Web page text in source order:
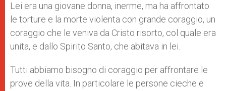
Lei era una giovane donna, inerme, ma ha affrontato
le torture e la morte violenta con grande coraggio, un
coraggio che le veniva da Cristo risorto, col quale era
unita, e dallo Spirito Santo, che abitava in lei.
Tutti abbiamo bisogno di coraggio per affrontare le
prove della vita. In particolare le persone cieche e